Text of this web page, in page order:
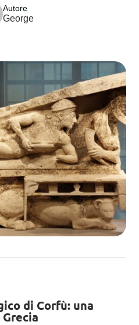
Autore
George
di Corfù: una